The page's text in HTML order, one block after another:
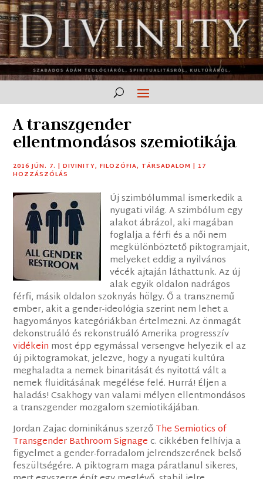
A transzgender
ellentmondásos szemiotikája
2016 JÚN. 7. |DIVINITY,FILOZÓFIA, TÁRSADALOM | 17
HOZZÁSZÓLÁS
Új szimbólummal ismerkedik a
nyugati világ. A szimbólum egy
alakot ábrázol, aki magában
foglalja a férfi és a női nem
megkülönböztető piktogramjait,
melyeket eddig a nyilvános
vécék ajtaján láthattunk. Az új
alak egyik oldalon nadrágos
férfi, másik oldalon szoknyás hölgy. Ő a transznemű
ember, akit a gender-ideológia szerint nem lehet a
hagyományos kategóriákban értelmezni. Az önmagát
dekonstruáló és rekonstruáló Amerika progresszív
vidékein most épp egymással versengve helyezik el az
új piktogramokat, jelezve, hogy a nyugati kultúra
meghaladta a nemek binaritását és nyitottá vált a
nemek fluiditásának megélése felé. Hurrá! Éljen a
haladás! Csakhogy van valami mélyen ellentmondásos
a transzgender mozgalom szemiotikájában.
Jordan Zajac dominikánus szerzőThe Semiotics of
Transgender Bathroom Signagec. cikkében felhívja a
figyelmet a gender-forradalom jelrendszerének belső
feszültségére. A piktogram maga páratlanul sikeres,